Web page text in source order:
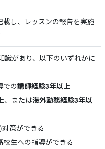
載し、レッスンの報告を実施
識があり、以下のいずれかに
での講師経験3年以上
、または海外勤務経験3年以
策ができる
校生への指導ができる